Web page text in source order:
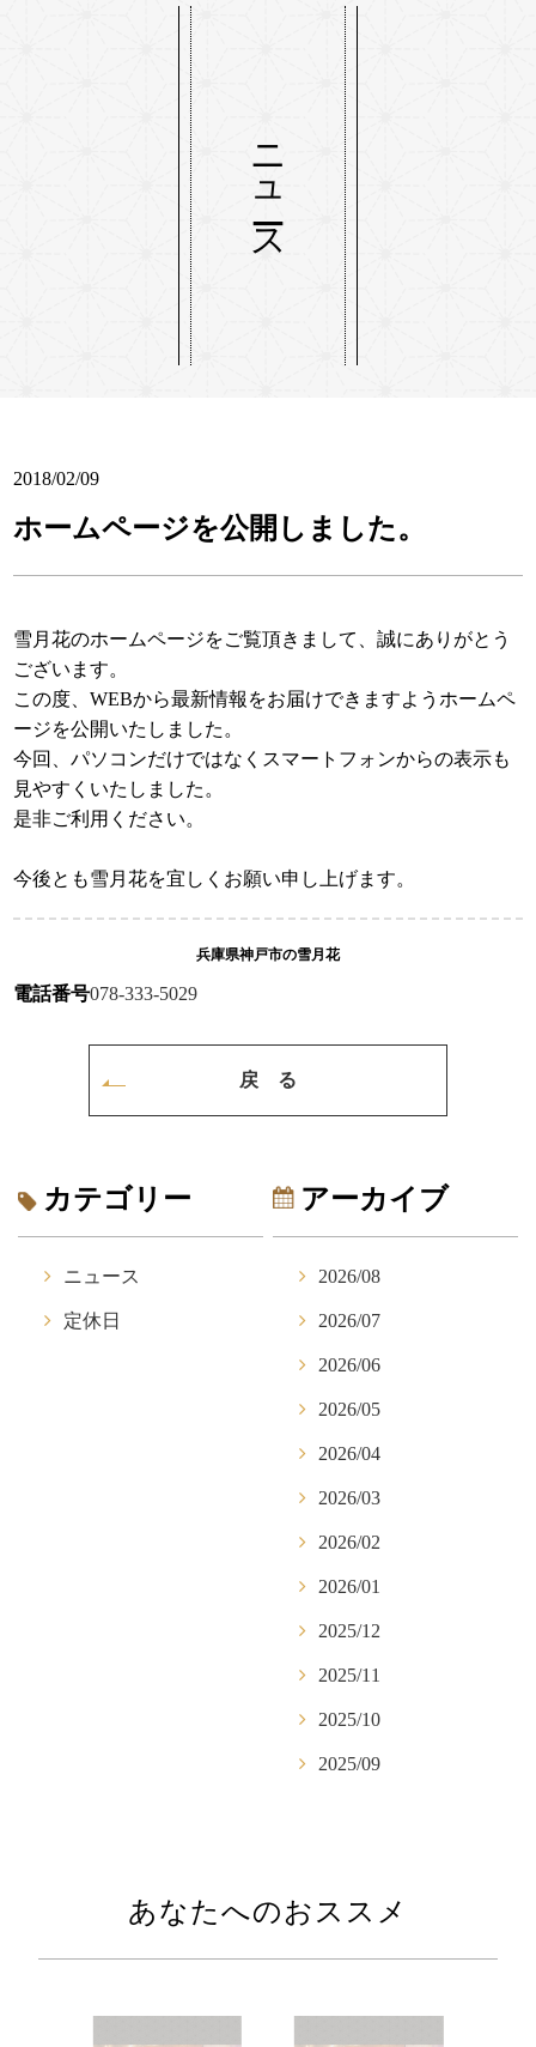
ニュース
2018/02/09
ホームページを公開しました。
雪月花のホームページをご覧頂きまして、誠にありがとう
ございます。
この度、WEBから最新情報をお届けできますようホームペ
ージを公開いたしました。
今回、パソコンだけではなくスマートフォンからの表示も
見やすくいたしました。
是非ご利用ください。
今後とも雪月花を宜しくお願い申し上げます。
兵庫県神戸市の雪月花
電話番号078-333-5029
戻 る
カテゴリー
ニュース
定休日
アーカイブ
2026/08
2026/07
2026/06
2026/05
2026/04
2026/03
2026/02
2026/01
2025/12
2025/11
2025/10
2025/09
あなたへのおススメ